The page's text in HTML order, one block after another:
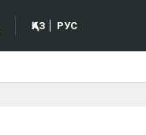
ҚАЗ РУС